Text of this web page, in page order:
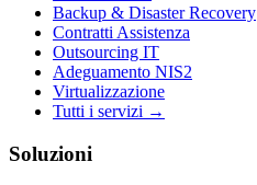
Backup & Disaster Recovery
Contratti Assistenza
Outsourcing IT
Adeguamento NIS2
Virtualizzazione
Tutti i servizi →
Soluzioni